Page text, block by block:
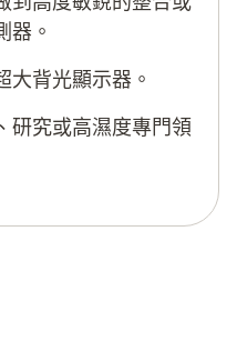
器。
大背光顯示器。
研究或高濕度專門領